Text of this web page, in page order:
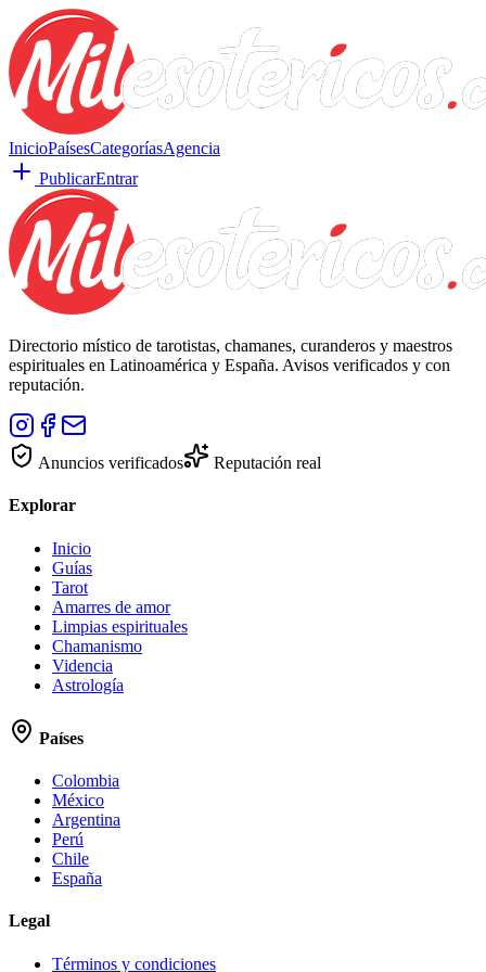
InicioPaísesCategoríasAgencia
PublicarEntrar
Directorio místico de tarotistas, chamanes, curanderos y maestros
espirituales en Latinoamérica y España. Avisos verificados y con
reputación.
Anuncios verificados Reputación real
Explorar
Inicio
Guías
Tarot
Amarres de amor
Limpias espirituales
Chamanismo
Videncia
Astrología
Países
Colombia
México
Argentina
Perú
Chile
España
Legal
Términos y condiciones